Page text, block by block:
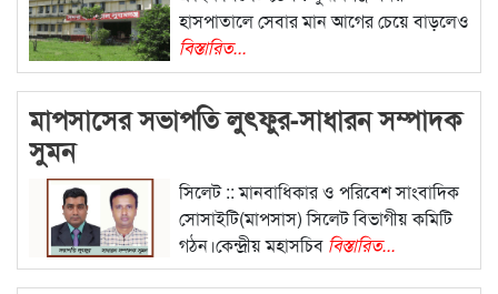
হাসপাতালে সেবার মান আগের চেয়ে বাড়লেও
বিস্তারিত...
মাপসাসের সভাপতি লুৎফুর-সাধারন সম্পাদক
সুমন
সিলেট :: মানবাধিকার ও পরিবেশ সাংবাদিক
সোসাইটি(মাপসাস) সিলেট বিভাগীয় কমিটি
গঠন।কেন্দ্রীয় মহাসচিব বিস্তারিত...